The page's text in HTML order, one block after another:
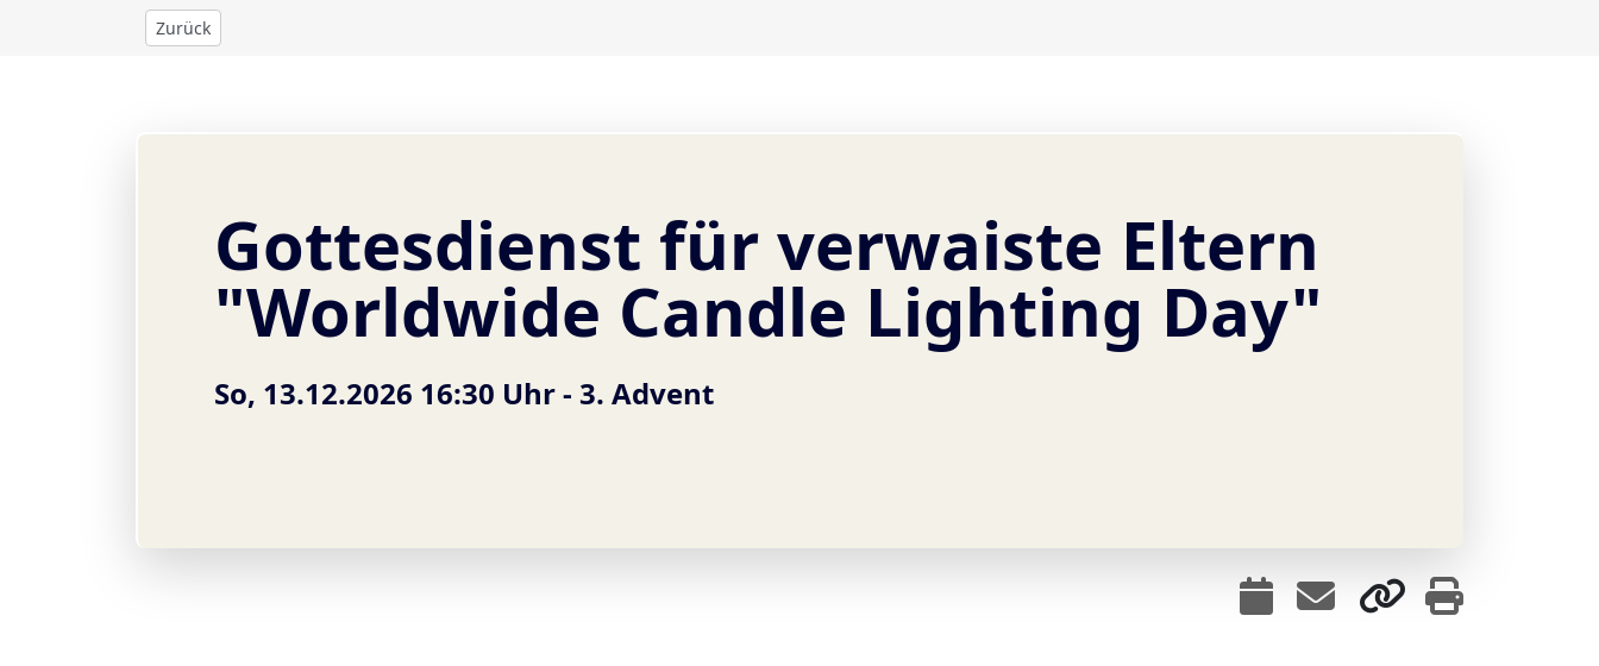
Zurück
Gottesdienst für verwaiste Eltern
"Worldwide Candle Lighting Day"
So, 13.12.2026 16:30 Uhr - 3. Advent